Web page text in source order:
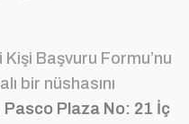
Kişi Başvuru Formu’nu
bir nüshasını
Pasco Plaza No: 21 İç